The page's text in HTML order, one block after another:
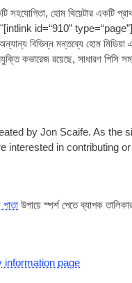
সহযোগিতা, হোম থিয়েটার একটি
int­link id=“910” type=“page”
বিভিন্ন মন্তব্যে হোম
কভারেজ রয়েছে, সাধারণ পিসি
by Jon Scaife. As the
inter­ested in con­trib­ut­ing
উপায়ে স্পর্শ পেতে ব্যাপক
inform­a­tion page